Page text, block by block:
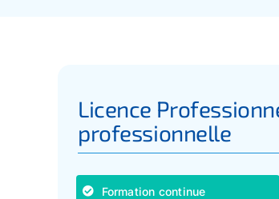
Licence
professionnelle
Formation continue